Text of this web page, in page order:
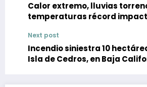
Calor extremo, lluvias
temperaturas récord
Next post
Incendio siniestra 10
Isla de Cedros, en Baja